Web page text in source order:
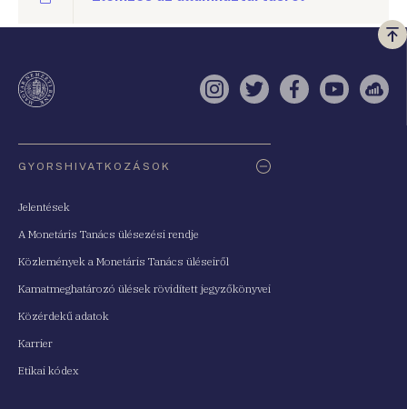
a
Instagram
TwitterFacebook
YouTube
GYORSHIVATKOZÁSOK
Jelentések
A Monetáris Tanács ülésezési rendje
Közlemények a Monetáris Tanács üléseiről
Kamatmeghatározó ülések rövidített jegyzőkönyvei
Közérdekű adatok
Karrier
Etikai kódex